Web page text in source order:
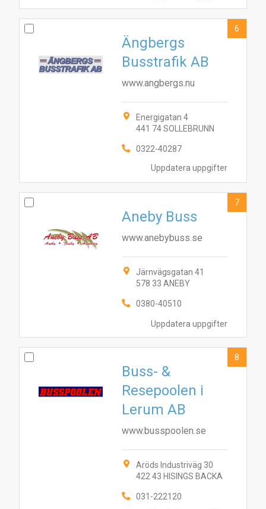
Uppdatera uppgifter
Ängbergs
Busstrafik AB
www.angbergs.nu
Energigatan 4
441 74 SOLLEBRUNN
0322-40287
6
Uppdatera uppgifter
Aneby Buss
www.anebybuss.se
Järnvägsgatan 41
578 33 ANEBY
0380-40510
7
Buss- &
Resepoolen i
Lerum AB
www.busspoolen.se
Aröds Industriväg 30
422 43 HISINGS BACKA
031-222120
8